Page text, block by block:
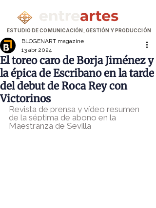
ESTUDIO DE COMUNICACIÓN, GESTIÓN Y PRODUCCIÓN
El toreo caro de Borja Jiménez y
la épica de Escribano en la tarde
del debut de Roca Rey con
Victorinos
BLOGENART magazine
13 abr 2024
Revista de prensa y vídeo resumen
de la séptima de abono en la
Maestranza de Sevilla